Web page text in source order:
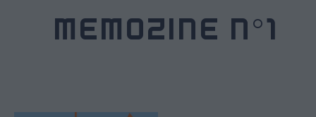
MEMOZINE N°1